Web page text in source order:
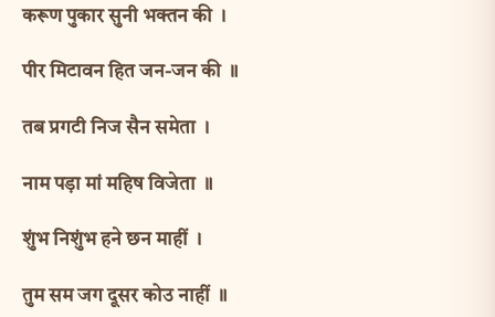
करूण पुकार सुनी भक्तन की ।
पीर मिटावन हित जन-जन की ॥
तब प्रगटी निज सैन समेता ।
नाम पड़ा मां महिष विजेता ॥
शुंभ निशुंभ हने छन माहीं ।
तुम सम जग दूसर कोउ नाहीं ॥